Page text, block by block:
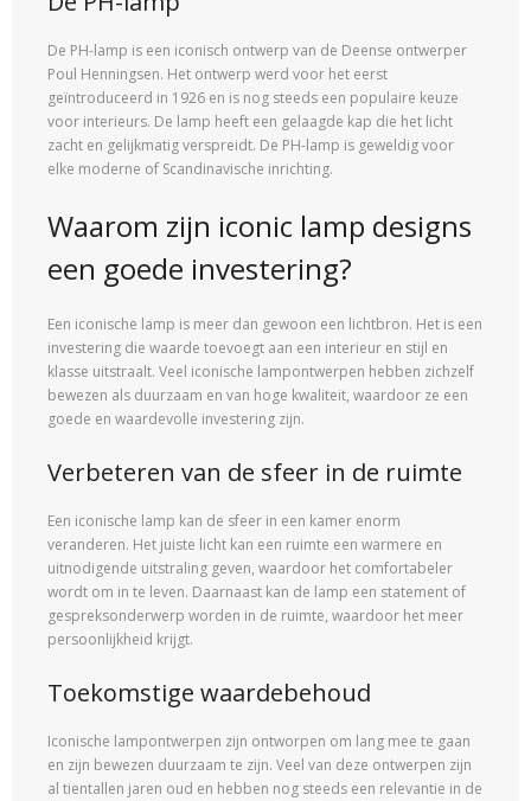
De PH-lamp is een iconisch ontwerp van de Deense ontwerper
Poul Henningsen. Het ontwerp werd voor het eerst
geïntroduceerd in 1926 en is nog steeds een populaire keuze
voor interieurs. De lamp heeft een gelaagde kap die het licht
zacht en gelijkmatig verspreidt. De PH-lamp is geweldig voor
elke moderne of Scandinavische inrichting.
Waarom zijn iconic lamp designs
een goede investering?
Een iconische lamp is meer dan gewoon een lichtbron. Het is een
investering die waarde toevoegt aan een interieur en stijl en
klasse uitstraalt. Veel iconische lampontwerpen hebben zichzelf
bewezen als duurzaam en van hoge kwaliteit, waardoor ze een
goede en waardevolle investering zijn.
Verbeteren van de sfeer in de ruimte
Een iconische lamp kan de sfeer in een kamer enorm
veranderen. Het juiste licht kan een ruimte een warmere en
uitnodigende uitstraling geven, waardoor het comfortabeler
wordt om in te leven. Daarnaast kan de lamp een statement of
gespreksonderwerp worden in de ruimte, waardoor het meer
persoonlijkheid krijgt.
Toekomstige waardebehoud
Iconische lampontwerpen zijn ontworpen om lang mee te gaan
en zijn bewezen duurzaam te zijn. Veel van deze ontwerpen zijn
al tientallen jaren oud en hebben nog steeds een relevantie in de